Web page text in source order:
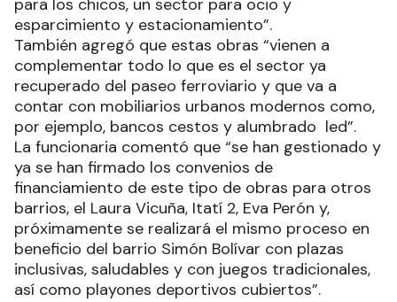
para los chicos, un sector para ocio y
esparcimiento y estacionamiento”.
También agregó que estas obras “vienen a
complementar todo lo que es el sector ya
recuperado del paseo ferroviario y que va a
contar con mobiliarios urbanos modernos como,
por ejemplo, bancos cestos y alumbrado led”.
La funcionaria comentó que “se han gestionado y
ya se han firmado los convenios de
financiamiento de este tipo de obras para otros
barrios, el Laura Vicuña, Itatí 2, Eva Perón y,
próximamente se realizará el mismo proceso en
beneficio del barrio Simón Bolívar con plazas
inclusivas, saludables y con juegos tradicionales,
así como playones deportivos cubiertos”.